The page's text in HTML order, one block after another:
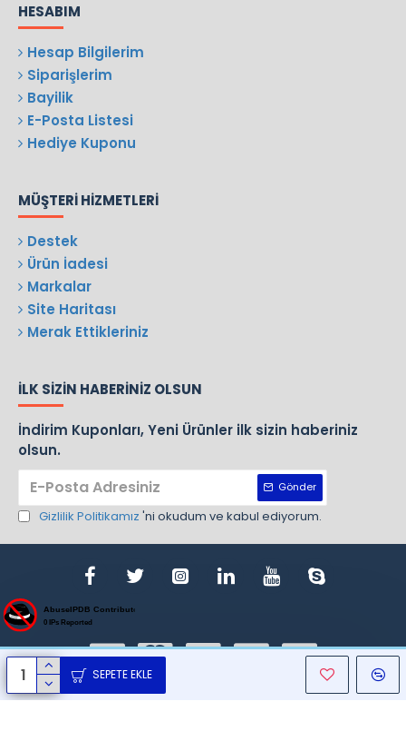
SEPETE EKLE
HESABIM
Hesap Bilgilerim
Siparişlerim
Bayilik
E-Posta Listesi
Hediye Kuponu
MÜŞTERI HIZMETLERI
Destek
Ürün İadesi
Markalar
Site Haritası
Merak Ettikleriniz
İLK SIZIN HABERINIZ OLSUN
İndirim Kuponları, Yeni Ürünler ilk sizin haberiniz
olsun.
Gönder
Gizlilik Politikamız 'ni okudum ve kabul ediyorum.
© 1970, Nursan, Bütün Hakları Saklıdır. Design By Gemlik Web